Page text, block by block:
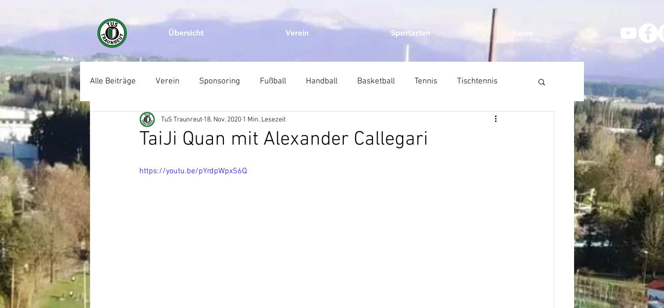
Übersicht Verein Sportarten
Alle Beiträge Verein Sponsoring Fußball Handball Basketball Tennis Tischtennis
Leichtathletik Boxen Karate Judo
TaiJi Quan mit Alexander Callegari
TuS Traunreut 18. Nov. 2020 1 Min. Lesezeit
https://youtu.be/pYrdpWpxS6Q